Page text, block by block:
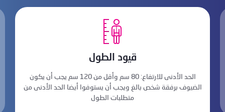
قيود الطول
الحد الأدنى للارتفاع: 80 سم وأقل من 120 سم يجب أن يكون
الضيوف برفقة شخص بالغ ويجب أن يستوفوا أيضا الحد الأدنى من
متطلبات الطول